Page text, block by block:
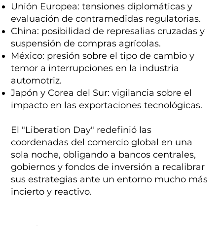
Unión Europea: tensiones diplomáticas y
evaluación de contramedidas regulatorias.
China: posibilidad de represalias cruzadas y
suspensión de compras agrícolas.
México: presión sobre el tipo de cambio y
temor a interrupciones en la industria
automotriz.
Japón y Corea del Sur: vigilancia sobre el
impacto en las exportaciones tecnológicas.
El "Liberation Day" redefinió las
coordenadas del comercio global en una
sola noche, obligando a bancos centrales,
gobiernos y fondos de inversión a recalibrar
sus estrategias ante un entorno mucho más
incierto y reactivo.